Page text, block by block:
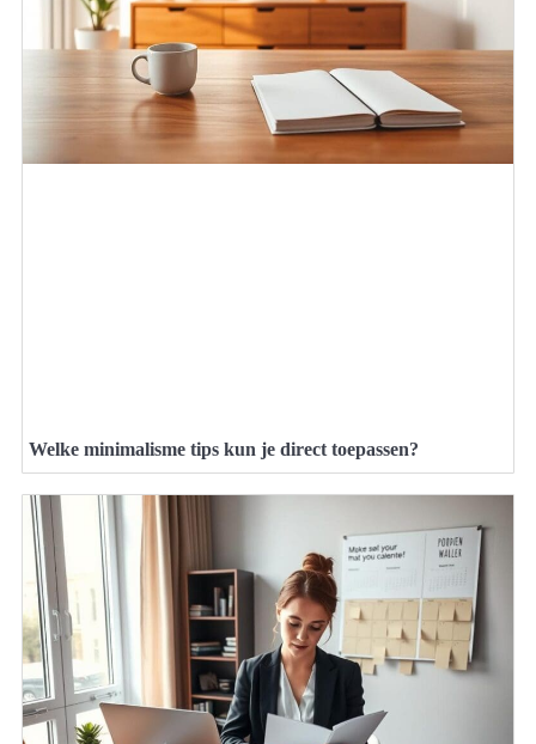
Welke minimalisme tips kun je direct toepassen?